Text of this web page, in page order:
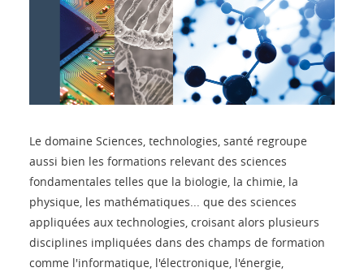
Le domaine Sciences, technologies, santé regroupe
aussi bien les formations relevant des sciences
fondamentales telles que la biologie, la chimie, la
physique, les mathématiques... que des sciences
appliquées aux technologies, croisant alors plusieurs
disciplines impliquées dans des champs de formation
comme l'informatique, l'électronique, l'énergie,